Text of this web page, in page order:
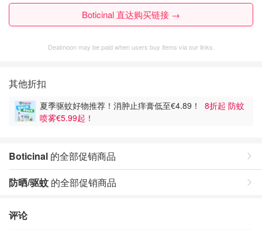
Boticinal 直达购买链接 →
Dealmoon may be paid when users buy items via our links.
其他折扣
夏季驱蚊好物推荐！消肿止痒膏低至€4.89！ 8折起 防蚊
喷雾€5.99起！
Boticinal 的全部促销商品
防晒/驱蚊的全部促销商品
评论